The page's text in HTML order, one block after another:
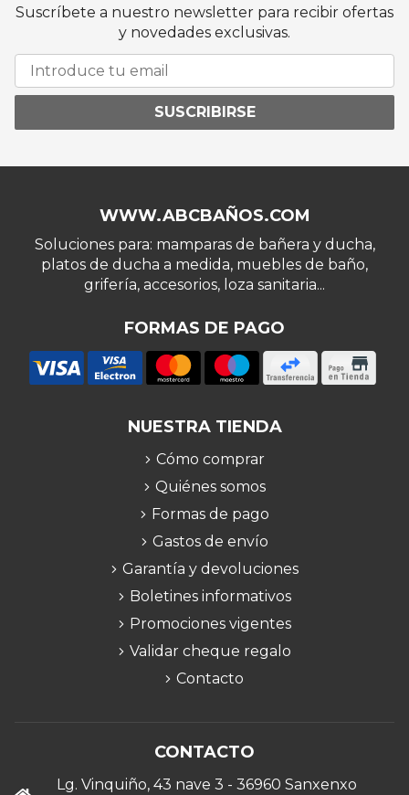
Suscríbete a nuestro newsletter para recibir ofertas
y novedades exclusivas.
SUSCRIBIRSE
WWW.ABCBAÑOS.COM
Soluciones para: mamparas de bañera y ducha,
platos de ducha a medida, muebles de baño,
grifería, accesorios, loza sanitaria...
FORMAS DE PAGO
NUESTRA TIENDA
Cómo comprar
Quiénes somos
Formas de pago
Gastos de envío
Garantía y devoluciones
Boletines informativos
Promociones vigentes
Validar cheque regalo
Contacto
CONTACTO
Lg. Vinquiño, 43 nave 3 - 36960 Sanxenxo